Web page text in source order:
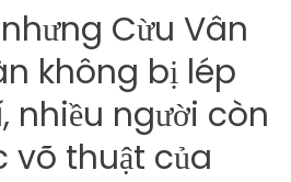
Cừu Vân
không bị lép
nhiều người còn
võ thuật của